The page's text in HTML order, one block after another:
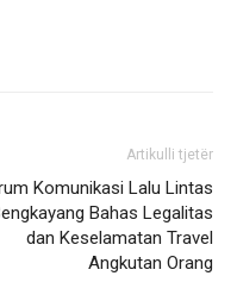
Artikulli tjetër
Komunikasi Lalu Lintas
Bahas Legalitas
dan Keselamatan Travel
Angkutan Orang